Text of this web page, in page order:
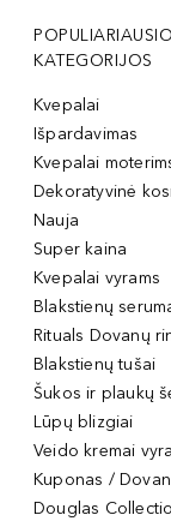
KATEGORIJOS
Kvepalai
Išpardavimas
Kvepalai
Dekoratyvinė
Nauja
Super kaina
Kvepalai vyrams
Blakstienų
Rituals Dovanų
Blakstienų tušai
Šukos ir plaukų
Lūpų blizgiai
Veido kremai
Kuponas /
Douglas